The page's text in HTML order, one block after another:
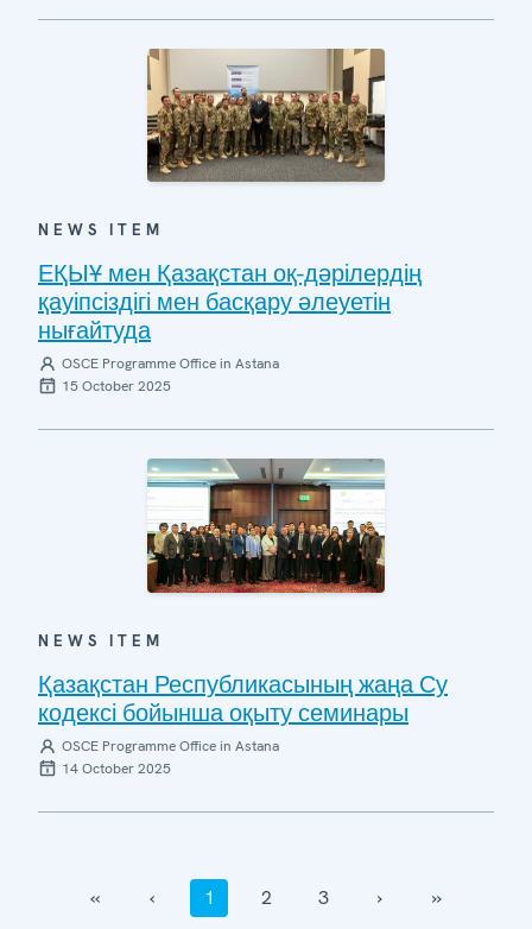
NEWS ITEM
ЕҚЫҰ мен Қазақстан оқ-дәрілердің
қауіпсіздігі мен басқару әлеуетін
нығайтуда
OSCE Programme Office in Astana
15 October 2025
NEWS ITEM
Қазақстан Республикасының жаңа Су
кодексі бойынша оқыту семинары
OSCE Programme Office in Astana
14 October 2025
‹‹ ‹ 1 2 3 › ››